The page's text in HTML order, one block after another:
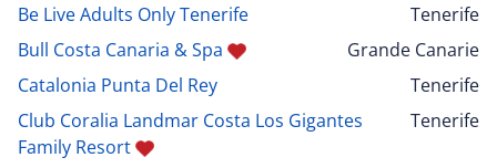
Be Live Adults Only Tenerife
Tenerife
Bull Costa Canaria & Spa
Grande Canarie
Catalonia Punta Del Rey
Tenerife
Club Coralia Landmar Costa Los Gigantes
Family Resort
Tenerife